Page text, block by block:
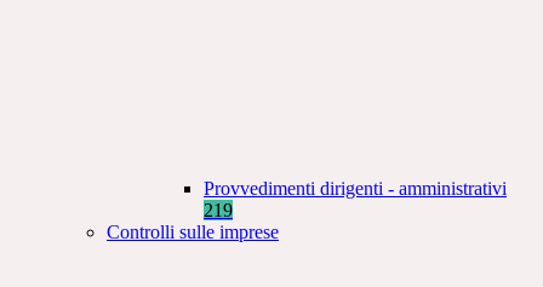
Provvedimenti dirigenti - amministrativi
219
Controlli sulle imprese